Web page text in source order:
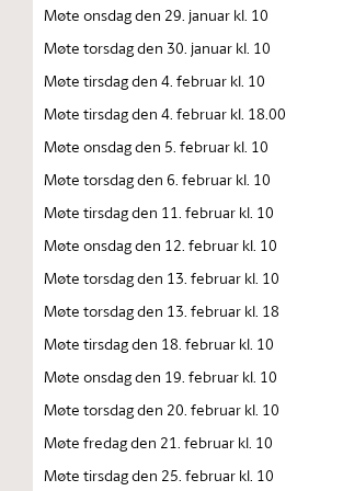
Møte onsdag den 29. januar kl. 10
Møte torsdag den 30. januar kl. 10
Møte tirsdag den 4. februar kl. 10
Møte tirsdag den 4. februar kl. 18.00
Møte onsdag den 5. februar kl. 10
Møte torsdag den 6. februar kl. 10
Møte tirsdag den 11. februar kl. 10
Møte onsdag den 12. februar kl. 10
Møte torsdag den 13. februar kl. 10
Møte torsdag den 13. februar kl. 18
Møte tirsdag den 18. februar kl. 10
Møte onsdag den 19. februar kl. 10
Møte torsdag den 20. februar kl. 10
Møte fredag den 21. februar kl. 10
Møte tirsdag den 25. februar kl. 10